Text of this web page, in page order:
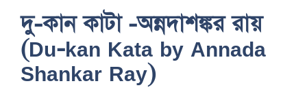
দু-কান কাটা -অন্নদাশঙ্কর রায়
(Du-kan Kata by Annada
Shankar Ray)